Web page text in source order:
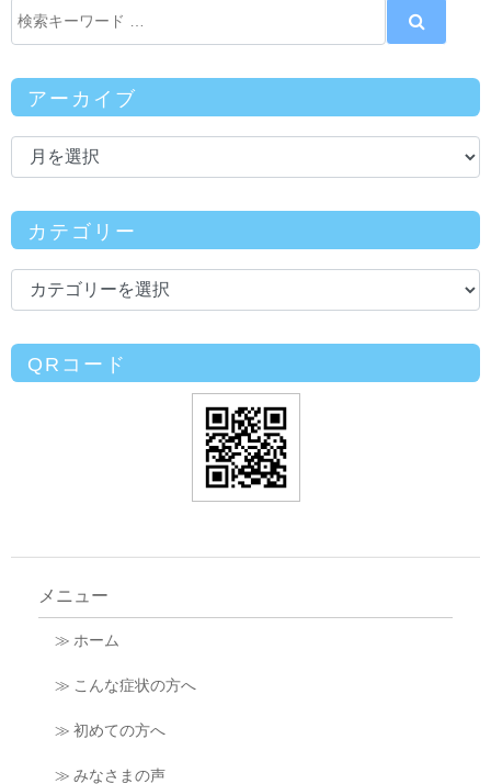
アーカイブ
カテゴリー
QRコード
メニュー
≫ ホーム
≫ こんな症状の方へ
≫ 初めての方へ
≫ みなさまの声